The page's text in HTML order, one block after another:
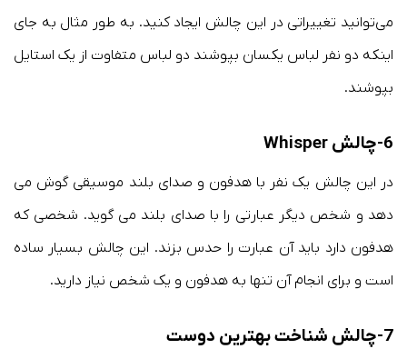
می‌توانید تغییراتی در این چالش ایجاد کنید. به طور مثال به جای
اینکه دو نفر لباس یکسان بپوشند دو لباس متفاوت از یک استایل
بپوشند.
6-چالش Whisper
در این چالش یک نفر با هدفون و صدای بلند موسیقی گوش می
دهد و شخص دیگر عبارتی را با صدای بلند می گوید. شخصی که
هدفون دارد باید آن عبارت را حدس بزند. این چالش بسیار ساده
است و برای انجام آن تنها به هدفون و یک شخص نیاز دارید.
7-چالش شناخت بهترین دوست